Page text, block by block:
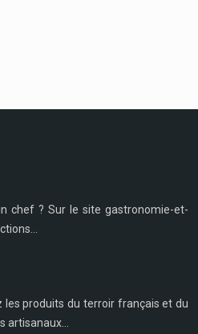
chef ? Sur le site gastronomie-et-
produits du terroir français et du